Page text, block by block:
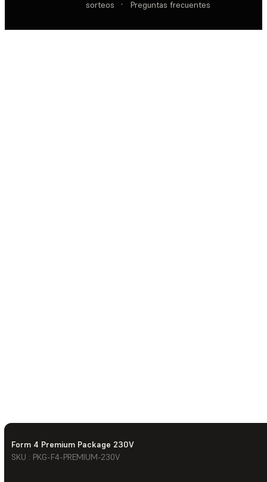
Form 4 Premium Package 230V
SKU : PKG-F4-PREMIUM-230V
sorteos
· Preguntas frecuentes